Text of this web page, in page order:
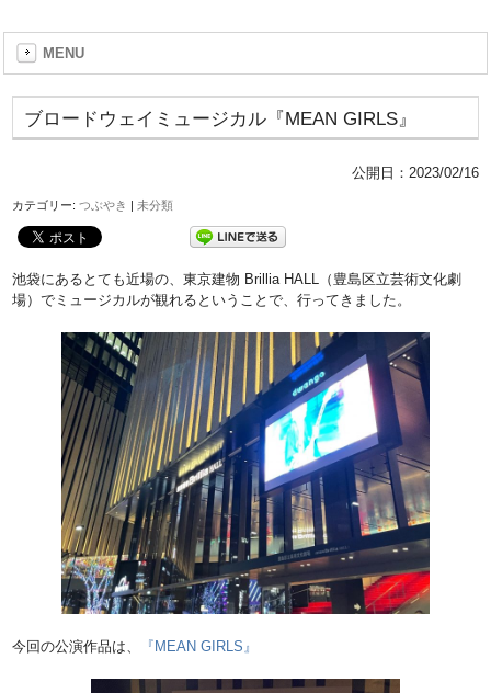
MENU
ブロードウェイミュージカル『MEAN GIRLS』
公開日： 2023/02/16
カテゴリー:つぶやき |未分類
池袋にあるとても近場の、東京建物 Brillia HALL（豊島区立芸術文化劇
場）でミュージカルが観れるということで、行ってきました。
今回の公演作品は、 『MEAN GIRLS』